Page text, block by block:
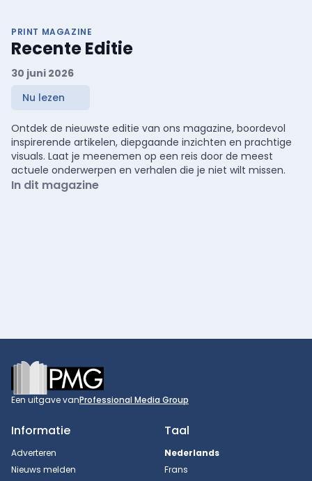
PRINT MAGAZINE
Recente Editie
30 juni 2026
Nu lezen
Ontdek de nieuwste editie van ons magazine, boordevol
inspirerende artikelen, diepgaande inzichten en prachtige
visuals. Laat je meenemen op een reis door de meest
actuele onderwerpen en verhalen die je niet wilt missen.
In dit magazine
Footer
Een uitgave vanProfessional Media Group
Informatie
Adverteren
Nieuws melden
Taal
Nederlands
Frans